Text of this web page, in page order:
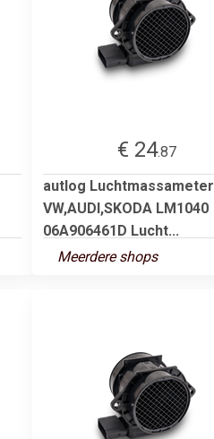
€ 24.87
autlog Luchtmassameter
VW,AUDI,SKODA LM1040
06A906461D Lucht...
Meerdere shops